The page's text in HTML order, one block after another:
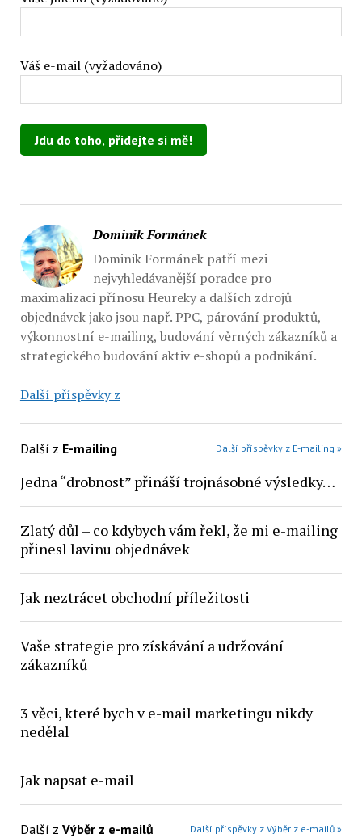
Váš e-mail (vyžadováno)
Dominik Formánek
Dominik Formánek patří mezi
nejvyhledávanější poradce pro
maximalizaci přínosu Heureky a dalších zdrojů
objednávek jako jsou např. PPC, párování produktů,
výkonnostní e-mailing, budování věrných zákazníků a
strategického budování aktiv e-shopů a podnikání.
Další příspěvky z
Další z E-mailing Další příspěvky z E-mailing »
Jedna “drobnost” přináší trojnásobné výsledky…
Zlatý důl – co kdybych vám řekl, že mi e-mailing
přinesl lavinu objednávek
Jak neztrácet obchodní příležitosti
Vaše strategie pro získávání a udržování
zákazníků
3 věci, které bych v e-mail marketingu nikdy
nedělal
Jak napsat e-mail
Další z Výběr z e-mailů Další příspěvky z Výběr z e-mailů »